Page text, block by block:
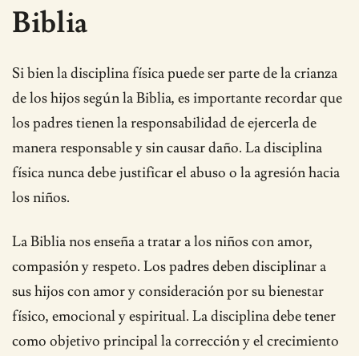
Biblia
Si bien la disciplina física puede ser parte de la crianza
de los hijos según la Biblia, es importante recordar que
los padres tienen la responsabilidad de ejercerla de
manera responsable y sin causar daño. La disciplina
física nunca debe justificar el abuso o la agresión hacia
los niños.
La Biblia nos enseña a tratar a los niños con amor,
compasión y respeto. Los padres deben disciplinar a
sus hijos con amor y consideración por su bienestar
físico, emocional y espiritual. La disciplina debe tener
como objetivo principal la corrección y el crecimiento